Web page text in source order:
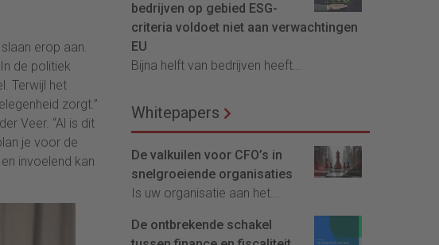
erop aan.
de politiek
Terwijl het
zorgt.”
Veer. “Al is dit
je voor de
invoelend kan
bedrijven op gebied ESG-
criteria voldoet niet aan verwachtingen
EU
Bijna helft van bedrijven heeft...
Whitepapers
De valkuilen voor CFO’s in
snelgroeiende organisaties
Is uw organisatie aan het...
De ontbrekende schakel